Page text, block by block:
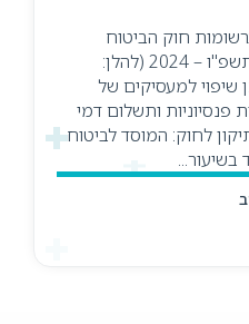
פורסמו ברשומות חוק הביטוח
הלאומי (תיקון מס' 265), התשפ"ו – 2024 (להלן:
שיפוי למעסיקים של
פנסיוניות ותשלום דמי
לחוק: המוסד לביטוח